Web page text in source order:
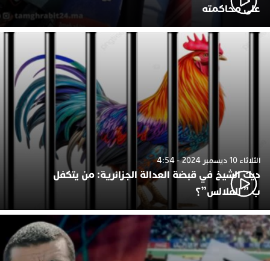
على محاكمته
الثلاثاء 10 ديسمبر 2024 - 4:54
ديك الشيخ في قبضة العدالة الجزائرية: من يتكفل
ب ” الفلالس”؟